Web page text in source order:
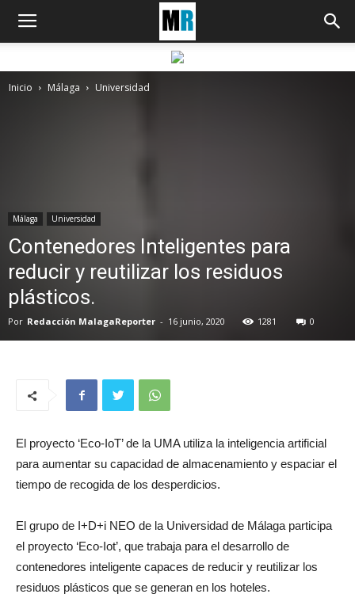
Inicio Málaga Universidad
Málaga Universidad
Contenedores Inteligentes para
reducir y reutilizar los residuos
plásticos.
Por Redacción MalagaReporter - 16 junio, 2020 1281 0
El proyecto ‘Eco-IoT’ de la UMA utiliza la inteligencia artificial
para aumentar su capacidad de almacenamiento y espaciar el
tiempo de recogida de los desperdicios.
El grupo de I+D+i NEO de la Universidad de Málaga participa
el proyecto ‘Eco-Iot’, que trabaja para el desarrollo de
contenedores inteligente capaces de reducir y reutilizar los
residuos plásticos que se generan en los hoteles.